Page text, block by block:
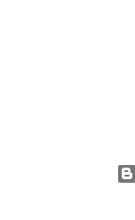
por ser um